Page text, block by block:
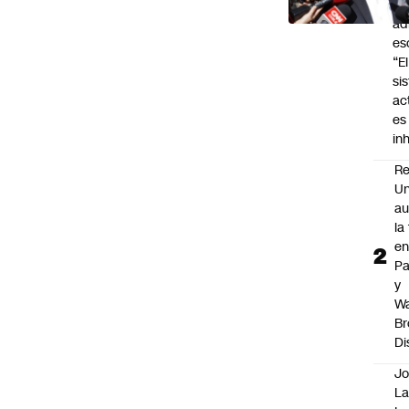
de
“El
la
y